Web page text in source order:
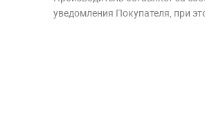
уведомления Покупателя, при